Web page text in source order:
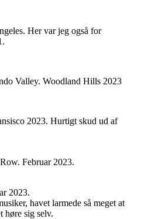
Her var jeg også for
Valley. Woodland Hills 2023
2023. Hurtigt skud ud af
Februar 2023.
2023.
havet larmede så meget at
høre sig selv.